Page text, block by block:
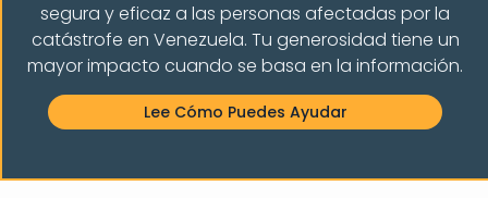
segura y eficaz a las personas afectadas por la
catástrofe en Venezuela. Tu generosidad tiene un
mayor impacto cuando se basa en la información.
Lee Cómo Puedes Ayudar